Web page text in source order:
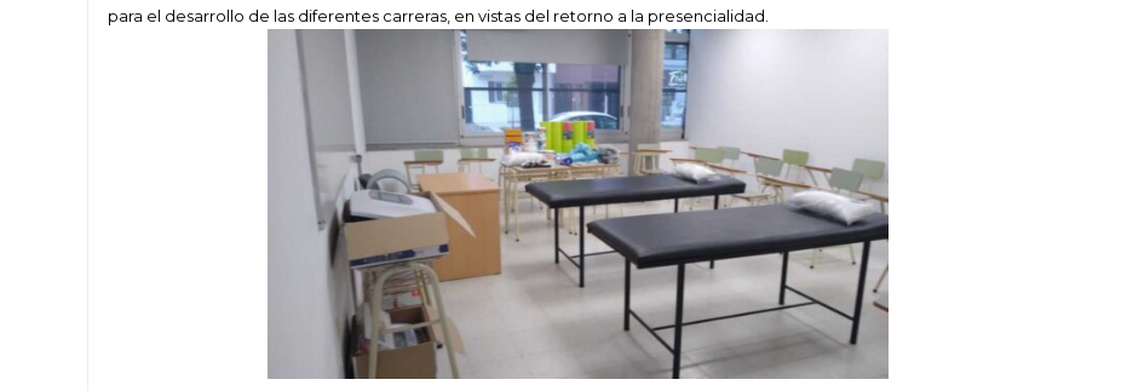
para el desarrollo de las diferentes carreras, en vistas del retorno a la presencialidad.